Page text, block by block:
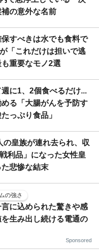
の意外な名前
すべきは水でも食料で
「これだけは担いで逃
重要なモノ2選
に1、2個食べるだけ...
る「大腸がんを予防す
っぷり食品」
の皇族が連れ去られ、収
利品」になった女性皇
悲惨な結末
の強さ
言に込められた驚きや感
生み出し続ける電通の
Sponsored